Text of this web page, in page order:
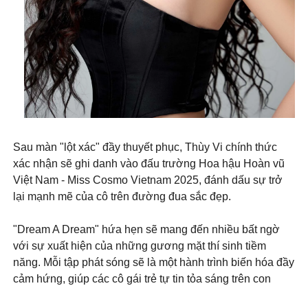
Sau màn "lột xác" đầy thuyết phục, Thùy Vi chính thức
xác nhận sẽ ghi danh vào đấu trường Hoa hậu Hoàn vũ
Việt Nam - Miss Cosmo Vietnam 2025, đánh dấu sự trở
lại mạnh mẽ của cô trên đường đua sắc đẹp.
"Dream A Dream" hứa hẹn sẽ mang đến nhiều bất ngờ
với sự xuất hiện của những gương mặt thí sinh tiềm
năng. Mỗi tập phát sóng sẽ là một hành trình biến hóa đầy
cảm hứng, giúp các cô gái trẻ tự tin tỏa sáng trên con